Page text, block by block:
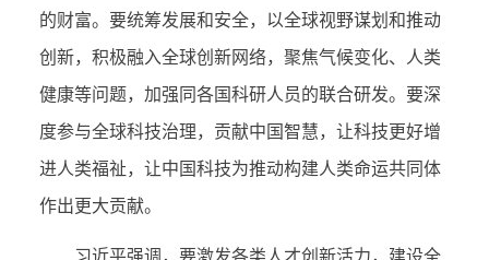
的财富。要统筹发展和安全，以全球视野谋划和推动
创新，积极融入全球创新网络，聚焦气候变化、人类
健康等问题，加强同各国科研人员的联合研发。要深
度参与全球科技治理，贡献中国智慧，让科技更好增
进人类福祉，让中国科技为推动构建人类命运共同体
作出更大贡献。
习近平强调，要激发各类人才创新活力，建设全